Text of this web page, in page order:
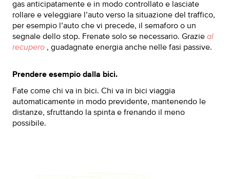
gas anticipatamente e in modo controllato e lasciate
rollare e veleggiare l’auto verso la situazione del traffico,
per esempio l’auto che vi precede, il semaforo o un
segnale dello stop. Frenate solo se necessario. Grazie al
recupero , guadagnate energia anche nelle fasi passive.
Prendere esempio dalla bici.
Fate come chi va in bici. Chi va in bici viaggia
automaticamente in modo previdente, mantenendo le
distanze, sfruttando la spinta e frenando il meno
possibile.